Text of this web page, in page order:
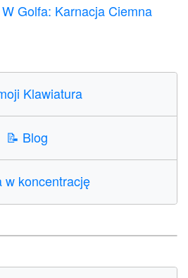
Golfa: Karnacja Ciemna
Klawiatura
📝 Blog
w koncentrację